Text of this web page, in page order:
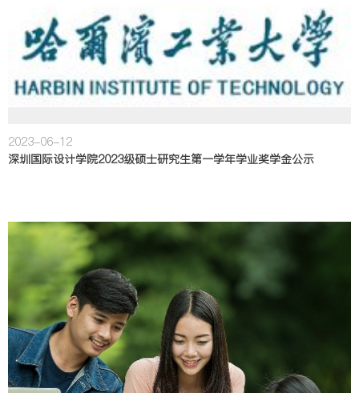
2023-06-12
深圳国际设计学院2023级硕士研究生第一学年学业奖学金公示